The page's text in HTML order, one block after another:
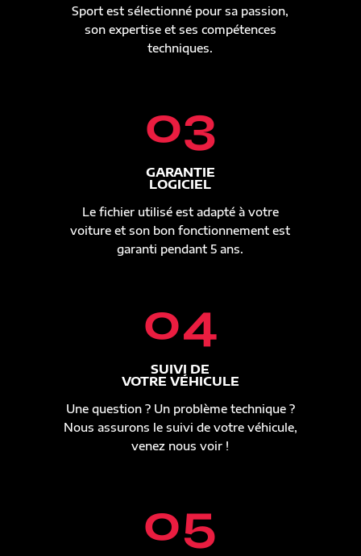
Sport est sélectionné pour sa passion,
son expertise et ses compétences
techniques.
03
GARANTIE
LOGICIEL
Le fichier utilisé est adapté à votre
voiture et son bon fonctionnement est
garanti pendant 5 ans.
04
SUIVI DE
VOTRE VÉHICULE
Une question ? Un problème technique ?
Nous assurons le suivi de votre véhicule,
venez nous voir !
05